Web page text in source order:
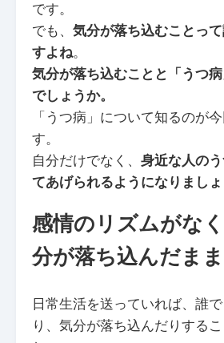
です。
でも、 気分が落ち込むことっ
すよね。
気分が落ち込むことと「うつ
でしょうか。
「うつ病」について知るのが
す。
自分だけでなく、 身近な人の
てあげられるようになりましょ
感情のリズムがな
分が落ち込んだま
日常生活を送っていれば、誰
り、気分が落ち込んだりする